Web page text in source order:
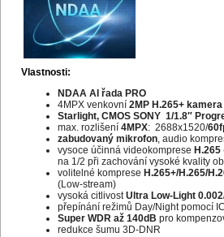
Vlastnosti:
NDAA AI řada PRO
4MPX venkovní 2MP H.265+
Starlight, CMOS SONY 1/1.8″
max. rozlišení 4MPX: 2688x1520/
zabudovaný mikrofon, audio
vysoce účinná videokomprese H.265
na 1/2 při zachování vysoké kvality
volitelné komprese H.265+/H.265/
(Low-stream)
vysoká citlivostUltra Low-Light
přepínání režimů Day/Night pomocí
Super WDR až 140dB pro
redukce šumu 3D-DNR